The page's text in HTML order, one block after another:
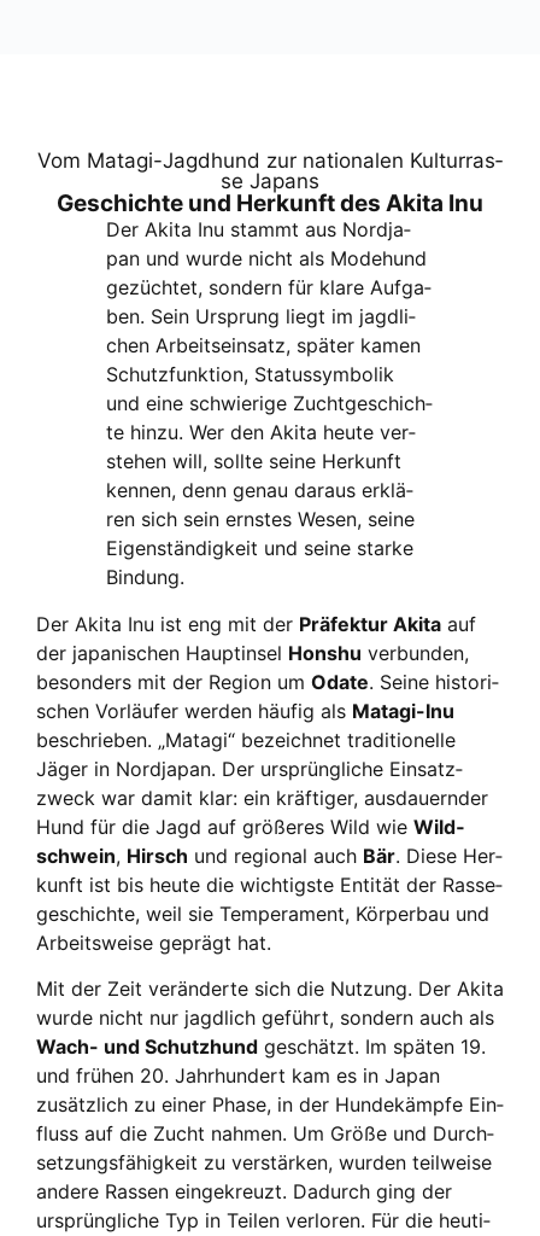
Vom Mata­gi-Jagd­hund zur natio­na­len Kul­tur­ras­
se Japans
Geschich­te und Her­kunft des Aki­ta Inu
Der Aki­ta Inu stammt aus Nord­ja­
pan und wur­de nicht als Mode­hund
gezüch­tet, son­dern für kla­re Auf­ga­
ben. Sein Ursprung liegt im jagd­li­
chen Arbeits­ein­satz, spä­ter kamen
Schutz­funk­ti­on, Sta­tus­sym­bo­lik
und eine schwie­ri­ge Zucht­ge­schich­
te hin­zu. Wer den Aki­ta heu­te ver­
ste­hen will, soll­te sei­ne Her­kunft
ken­nen, denn genau dar­aus erklä­
ren sich sein erns­tes Wesen, sei­ne
Eigen­stän­dig­keit und sei­ne star­ke
Bin­dung.
Der Aki­ta Inu ist eng mit der Prä­fek­tur Aki­ta auf
der japa­ni­schen Haupt­in­sel Hons­hu ver­bun­den,
beson­ders mit der Regi­on um Oda­te. Sei­ne his­to­ri­
schen Vor­läu­fer wer­den häu­fig als Mata­gi-Inu
beschrie­ben. „Mata­gi“ bezeich­net tra­di­tio­nel­le
Jäger in Nord­ja­pan. Der ursprüng­li­che Ein­satz­
zweck war damit klar: ein kräf­ti­ger, aus­dau­ern­der
Hund für die Jagd auf grö­ße­res Wild wie Wild­
schwein, Hirsch und regio­nal auch Bär. Die­se Her­
kunft ist bis heu­te die wich­tigs­te Enti­tät der Ras­se­
ge­schich­te, weil sie Tem­pe­ra­ment, Kör­per­bau und
Arbeits­wei­se geprägt hat.
Mit der Zeit ver­än­der­te sich die Nut­zung. Der Aki­ta
wur­de nicht nur jagd­lich geführt, son­dern auch als
Wach- und Schutz­hund geschätzt. Im spä­ten 19.
und frü­hen 20. Jahr­hun­dert kam es in Japan
zusätz­lich zu einer Pha­se, in der Hun­de­kämp­fe Ein­
fluss auf die Zucht nah­men. Um Grö­ße und Durch­
set­zungs­fä­hig­keit zu ver­stär­ken, wur­den teil­wei­se
ande­re Ras­sen ein­ge­kreuzt. Dadurch ging der
ursprüng­li­che Typ in Tei­len ver­lo­ren. Für die heu­ti­